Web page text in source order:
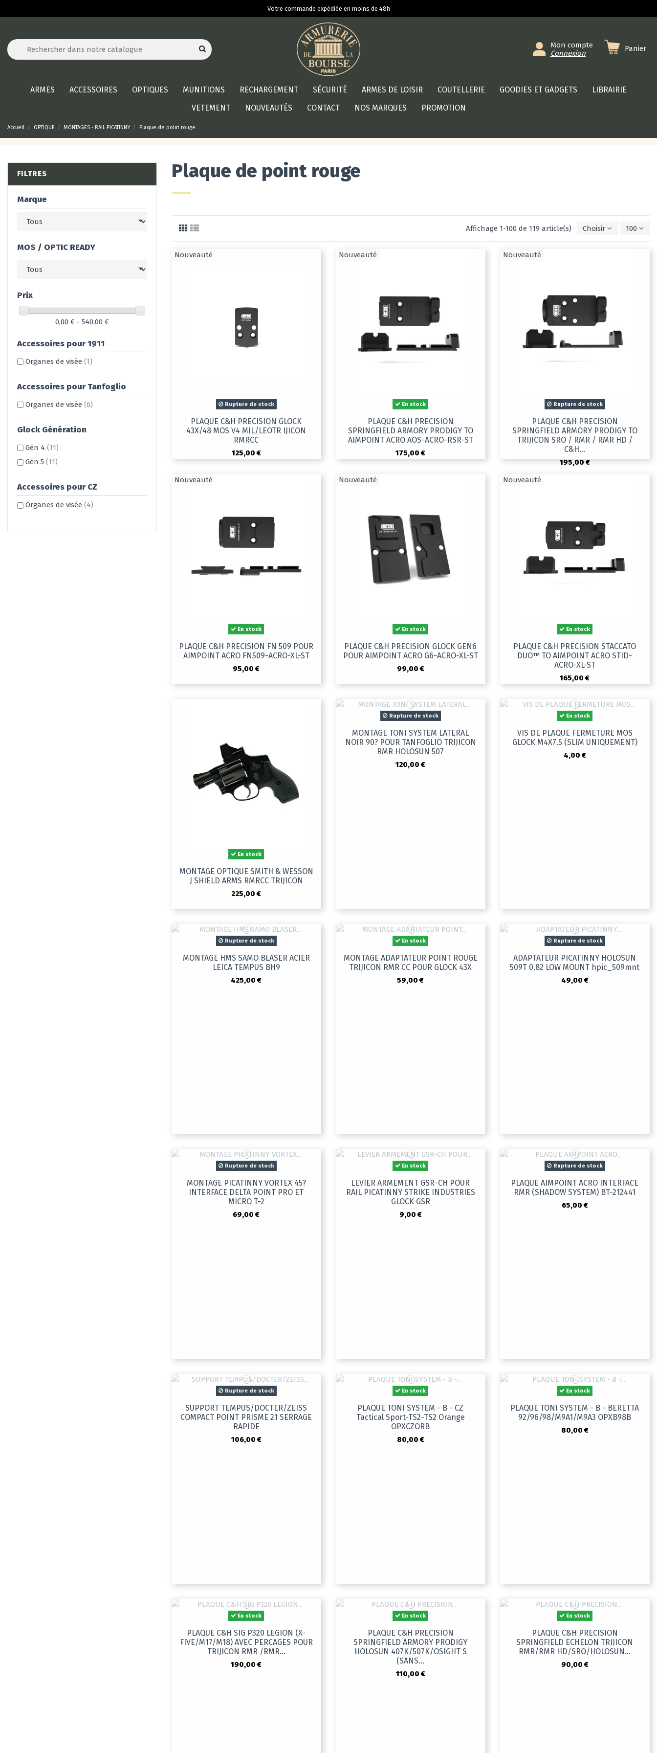
Votre commande expédiée en moins de 48h
Mon compte
Connexion
Panier
ARMES ACCESSOIRES OPTIQUES MUNITIONS RECHARGEMENT SÉCURITÉ ARMES DE LOISIR COUTELLERIE GOODIES ET GADGETS
LIBRAIRIE
VETEMENT
NOUVEAUTÉS CONTACT NOS MARQUES PROMOTION
Accueil OPTIQUE MONTAGES - RAIL PICATINNY Plaque de point rouge
Plaque de point rouge
Affichage 1-100 de 119 article(s) Choisir 100
Nouveauté
Rupture de stock
PLAQUE C&H PRECISION GLOCK
43X/48 MOS V4 MIL/LEOTR IJICON
RMRCC
125,00 €
Nouveauté
En stock
PLAQUE C&H PRECISION
SPRINGFIELD ARMORY PRODIGY TO
AIMPOINT ACRO AOS-ACRO-RSR-ST
175,00 €
Nouveauté
Rupture de stock
PLAQUE C&H PRECISION
SPRINGFIELD ARMORY PRODIGY TO
TRIJICON SRO / RMR / RMR HD /
C&H...
195,00 €
Nouveauté
En stock
PLAQUE C&H PRECISION FN 509 POUR
AIMPOINT ACRO FN509-ACRO-XL-ST
95,00 €
Nouveauté
En stock
PLAQUE C&H PRECISION GLOCK GEN6
POUR AIMPOINT ACRO G6-ACRO-XL-ST
99,00 €
Nouveauté
En stock
PLAQUE C&H PRECISION STACCATO
DUO™ TO AIMPOINT ACRO STID-
ACRO-XL-ST
165,00 €
En stock
MONTAGE OPTIQUE SMITH & WESSON
J SHIELD ARMS RMRCC TRIJICON
225,00 €
Rupture de stock
MONTAGE TONI SYSTEM LATERAL
NOIR 90? POUR TANFOGLIO TRIJICON
RMR HOLOSUN 507
120,00 €
En stock
VIS DE PLAQUE FERMETURE MOS
GLOCK M4X7.5 (SLIM UNIQUEMENT)
4,00 €
Rupture de stock
MONTAGE HMS SAMO BLASER ACIER
LEICA TEMPUS BH9
425,00 €
En stock
MONTAGE ADAPTATEUR POINT ROUGE
TRIJICON RMR CC POUR GLOCK 43X
59,00 €
Rupture de stock
ADAPTATEUR PICATINNY HOLOSUN
509T 0.82 LOW MOUNT hpic_509mnt
49,00 €
Rupture de stock
MONTAGE PICATINNY VORTEX 45?
INTERFACE DELTA POINT PRO ET
MICRO T-2
69,00 €
En stock
LEVIER ARMEMENT GSR-CH POUR
RAIL PICATINNY STRIKE INDUSTRIES
GLOCK GSR
9,00 €
Rupture de stock
PLAQUE AIMPOINT ACRO INTERFACE
RMR (SHADOW SYSTEM) BT-212441
65,00 €
Rupture de stock
SUPPORT TEMPUS/DOCTER/ZEISS
COMPACT POINT PRISME 21 SERRAGE
RAPIDE
106,00 €
En stock
PLAQUE TONI SYSTEM - B - CZ
Tactical Sport-TS2-TS2 Orange
OPXCZORB
80,00 €
En stock
PLAQUE TONI SYSTEM - B - BERETTA
92/96/98/M9A1/M9A3 OPXB98B
80,00 €
En stock
PLAQUE C&H SIG P320 LEGION (X-
FIVE/M17/M18) AVEC PERCAGES POUR
TRIJICON RMR /RMR...
190,00 €
En stock
PLAQUE C&H PRECISION
SPRINGFIELD ARMORY PRODIGY
HOLOSUN 407K/507K/OSIGHT S
(SANS...
110,00 €
En stock
PLAQUE C&H PRECISION
SPRINGFIELD ECHELON TRIJICON
RMR/RMR HD/SRO/HOLOSUN...
90,00 €
FILTRES
Marque
MOS / OPTIC READY
Prix
0,00 € - 540,00 €
Accessoires pour 1911
Organes de visée (1)
Accessoires pour Tanfoglio
Organes de visée (6)
Glock Génération
Gén 4 (11)
Gén 5 (11)
Accessoires pour CZ
Organes de visée (4)